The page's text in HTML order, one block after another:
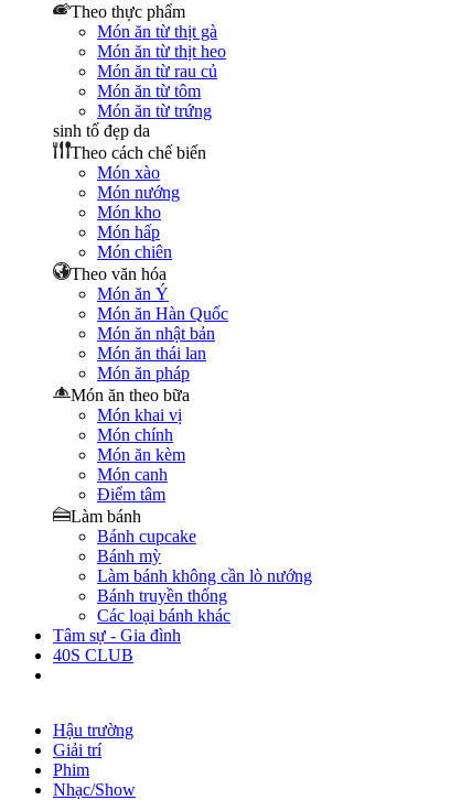
Theo thực phẩm
Món ăn từ thịt gà
Món ăn từ thịt heo
Món ăn từ rau củ
Món ăn từ tôm
Món ăn từ trứng
sinh tố đẹp da
Theo cách chế biến
Món xào
Món nướng
Món kho
Món hấp
Món chiên
Theo văn hóa
Món ăn Ý
Món ăn Hàn Quốc
Món ăn nhật bản
Món ăn thái lan
Món ăn pháp
Món ăn theo bữa
Món khai vị
Món chính
Món ăn kèm
Món canh
Điểm tâm
Làm bánh
Bánh cupcake
Bánh mỳ
Làm bánh không cần lò nướng
Bánh truyền thống
Các loại bánh khác
Tâm sự - Gia đình
40S CLUB
Hậu trường
Giải trí
Phim
Nhạc/Show